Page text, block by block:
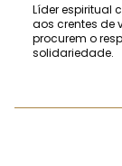
Líder espiritual
aos crentes de
procurem o
solidariedade.